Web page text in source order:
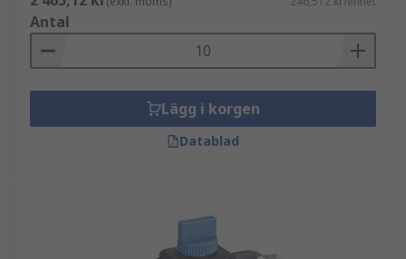
Antal
Lägg i korgen
Datablad